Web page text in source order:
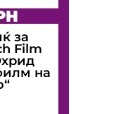
за
Film
на